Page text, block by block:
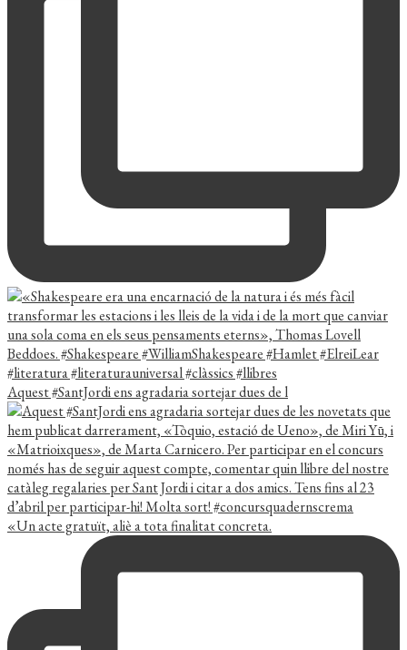
Aquest #SantJordi ens agradaria sortejar dues de l
«Un acte gratuït, aliè a tota finalitat concreta.